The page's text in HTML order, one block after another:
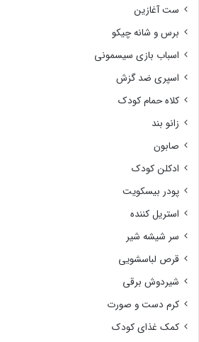
ست آغازین
برس و شانه چیکو
اسباب بازی سیسمونی
اسپری ضد گزش
کلاه حمام کودک
زانو بند
صابون
ادکلن کودک
پودر بیسکویت
استریل کننده
سر شیشه شیر
قرص لباسشویی
شیردوش برقی
کرم دست و صورت
کمک غذای کودک